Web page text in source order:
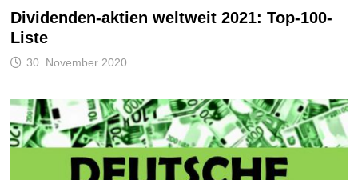
Dividenden-aktien weltweit 2021: Top-100-
Liste
30. November 2020